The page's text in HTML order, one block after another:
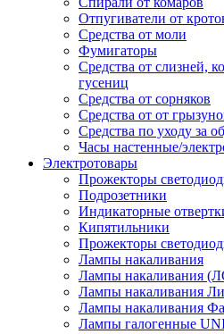
Отпугиватели от
Средства от моли
Фумигаторы
Средства от слизней,
гусениц
Средства от сорняков
Средства от от
Средства по уходу за
Часы настенные/
Электротовары
Прожекторы
Подрозетники
Индикаторные
Кипятильники
Прожекторы
Лампы накаливания
Лампы накаливания
Лампы накаливания
Лампы накаливания
Лампы галогенные